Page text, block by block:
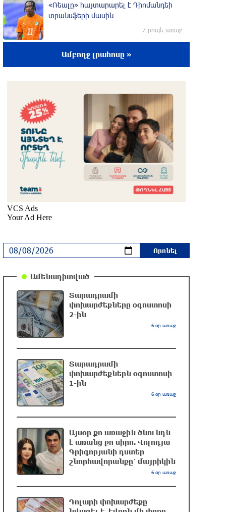
«Ռեալը» հայտարարել է Դիոմանդեի
տրանսֆերի մասին
7 րոպե առաջ
Վանաձորում բшխվել են «Jeep
Մասկը մերժել է Կիևի խնդրանքը՝
օգտագործել Starlink-ը Ռուսաստանի
դեմ հարվшծները կառավարելու
համար
30 րոպե առաջ
Ստեփանավանում ռուս կին է փորձել
ինքնասպան լինել
ԱՄՆ վերաքննիչ դատարանը
արգելափակել է Թրամփի 400 միլիոն
դոլար արժողությամբ Սպիտակ տան
պարահանդեսային դահլիճի
նախագիծը
Փրկարարները հայտանաբերել են
մոլորված զբոսաշրջիկներին
Սարյան փողոցի բնակարաններից
մեկում պայթյունի հետևանքով 55-
ամյա տղամարդը այրվածքներով
տեղափոխվել է «Այրվածքաբանության
ազգային կենտրոն»
2 ժամ առաջ
Ամբողջ լրահոսը »
Ամենադիտված
Տարադրամի
փոխարժեքները օգոստոսի
2-ին
6 օր առաջ
Տարադրամի
փոխարժեքներն օգոստոսի
1-ին
6 օր առաջ
Այսօր քո առաջին ծնունդն
է առանց քո սիրո. Վոլոդյա
Գրիգորյանի դստեր
շնորհավորանքը՝ մայրիկին
6 օր առաջ
Դոլարի փոխարժեքը